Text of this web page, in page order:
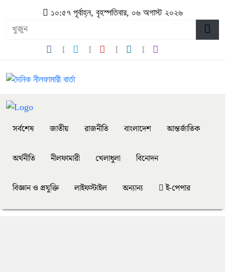
১০:৫৭ পূর্বাহ্ন, বৃহস্পতিবার, ০৬ অগাস্ট ২০২৬
সর্বশেষ জাতীয় রাজনীতি বাংলাদেশ আন্তর্জাতিক
অর্থনীতি নীলফামারী খেলাধুলা বিনোদন
বিজ্ঞান ও প্রযুক্তি লাইফস্টাইল অন্যান্য ই-পেপার